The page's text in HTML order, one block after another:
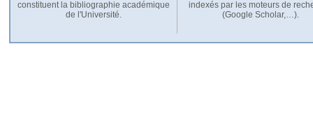
constituent la bibliographie académique
de l'Université.
indexés par les moteurs de
(Google Scholar,…).